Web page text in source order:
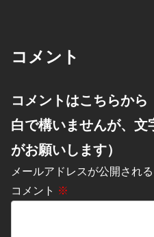
コメント
コメントはこちらか
白で構いませんが、文
がお願いします）
メールアドレスが公開され
コメント ※